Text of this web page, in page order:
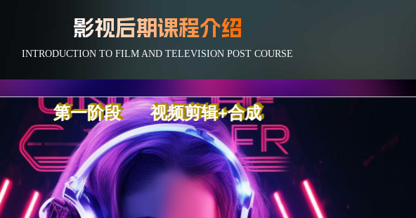
和你同样选择的人
SOMEONE WHO CHOOSES THE SAME AS YOU